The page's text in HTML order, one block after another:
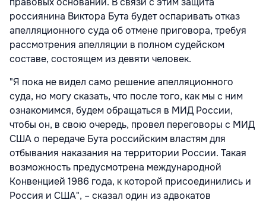
россиянина Виктора Бута будет оспаривать отказ
апелляционного суда об отмене приговора, требуя
рассмотрения апелляции в полном судейском
составе, состоящем из девяти человек.
"Я пока не видел само решение апелляционного
суда, но могу сказать, что после того, как мы с ним
ознакомимся, будем обращаться в МИД России,
чтобы он, в свою очередь, провел переговоры с МИД
США о передаче Бута российским властям для
отбывания наказания на территории России. Такая
возможность предусмотрена международной
Конвенцией 1986 года, к которой присоединились и
Россия и США", – сказал один из адвокатов